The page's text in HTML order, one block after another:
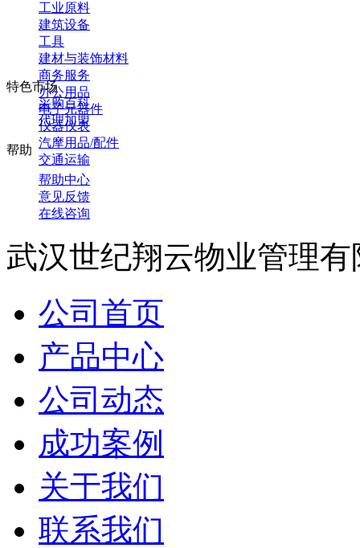
工业原料
建筑设备
工具
建材与装饰材料
商务服务
办公用品
电子元器件
仪器仪表
汽摩用品/配件
交通运输
特色市场
采购百科
代理加盟
帮助
帮助中心
意见反馈
在线咨询
武汉世纪翔云物业管理有
公司首页
产品中心
公司动态
成功案例
关于我们
联系我们